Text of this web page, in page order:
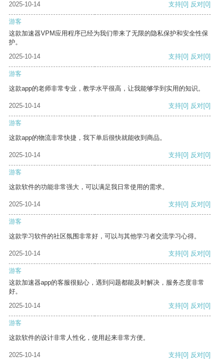
2025-10-14 支持[0] 反对[0]
游客
这款加速器VPM应用程序已经为我们带来了无限的隐私保护和安全性保
护。
2025-10-14
支持[0] 反对[0]
游客
这款app的老师非常专业，教学水平很高，让我能够学到实用的知识。
2025-10-14 支持[0] 反对[0]
游客
这款app的物流非常快捷，我下单后很快就能收到商品。
2025-10-14 支持[0] 反对[0]
游客
这款软件的功能非常强大，可以满足我日常使用的需求。
2025-10-14 支持[0] 反对[0]
游客
这款学习软件的社区氛围非常好，可以与其他学习者交流学习心得。
2025-10-14 支持[0] 反对[0]
游客
这款加速器app的客服很贴心，遇到问题都能及时解决，服务态度非常
好。
2025-10-14
支持[0] 反对[0]
游客
这款软件的设计非常人性化，使用起来非常方便。
2025-10-14 支持[0] 反对[0]